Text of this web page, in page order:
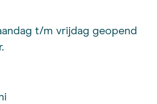
t/m vrijdag geopend